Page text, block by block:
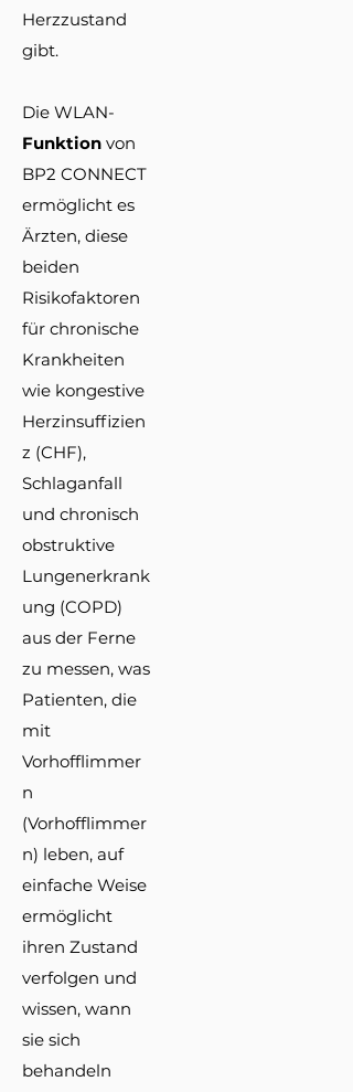
Herzzustand
gibt.
Die WLAN-
Funktion von
BP2 CONNECT
ermöglicht es
Ärzten, diese
beiden
Risikofaktoren
für chronische
Krankheiten
wie kongestive
Herzinsuffizien
z (CHF),
Schlaganfall
und chronisch
obstruktive
Lungenerkrank
ung (COPD)
aus der Ferne
zu messen, was
Patienten, die
mit
Vorhofflimmer
n
(Vorhofflimmer
n) leben, auf
einfache Weise
ermöglicht
ihren Zustand
verfolgen und
wissen, wann
sie sich
behandeln